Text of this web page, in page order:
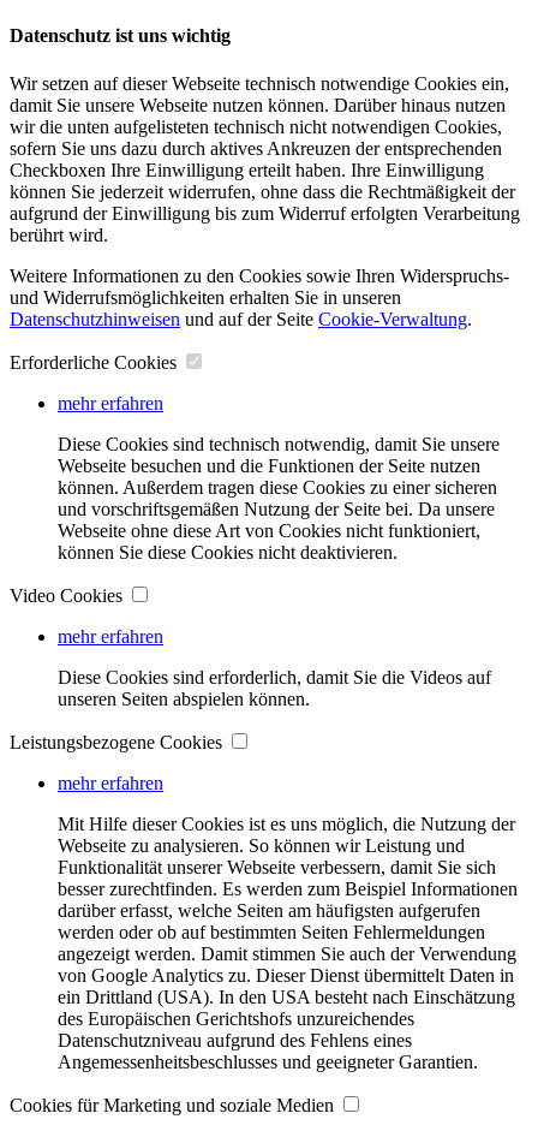
Datenschutz ist uns wichtig
Wir setzen auf dieser Webseite technisch notwendige Cookies ein,
damit Sie unsere Webseite nutzen können. Darüber hinaus nutzen
wir die unten aufgelisteten technisch nicht notwendigen Cookies,
sofern Sie uns dazu durch aktives Ankreuzen der entsprechenden
Checkboxen Ihre Einwilligung erteilt haben. Ihre Einwilligung
können Sie jederzeit widerrufen, ohne dass die Rechtmäßigkeit der
aufgrund der Einwilligung bis zum Widerruf erfolgten Verarbeitung
berührt wird.
Weitere Informationen zu den Cookies sowie Ihren Widerspruchs-
und Widerrufsmöglichkeiten erhalten Sie in unseren
Datenschutzhinweisen und auf der Seite Cookie-Verwaltung​.
Erforderliche Cookies
mehr erfahren
Diese Cookies sind technisch notwendig, damit Sie unsere
Webseite besuchen und die Funktionen der Seite nutzen
können. Außerdem tragen diese Cookies zu einer sicheren
und vorschriftsgemäßen Nutzung der Seite bei. Da unsere
Webseite ohne diese Art von Cookies nicht funktioniert,
können Sie diese Cookies nicht deaktivieren.
Video Cookies
mehr erfahren
Diese Cookies sind erforderlich, damit Sie die Videos auf
unseren Seiten abspielen können.
Leistungsbezogene Cookies
mehr erfahren
Mit Hilfe dieser Cookies ist es uns möglich, die Nutzung der
Webseite zu analysieren. So können wir Leistung und
Funktionalität unserer Webseite verbessern, damit Sie sich
besser zurechtfinden. Es werden zum Beispiel Informationen
darüber erfasst, welche Seiten am häufigsten aufgerufen
werden oder ob auf bestimmten Seiten Fehlermeldungen
angezeigt werden. Damit stimmen Sie auch der Verwendung
von Google Analytics zu. Dieser Dienst übermittelt Daten in
ein Drittland (USA). In den USA besteht nach Einschätzung
des Europäischen Gerichtshofs unzureichendes
Datenschutzniveau aufgrund des Fehlens eines
Angemessenheitsbeschlusses und geeigneter Garantien.
Cookies für Marketing und soziale Medien